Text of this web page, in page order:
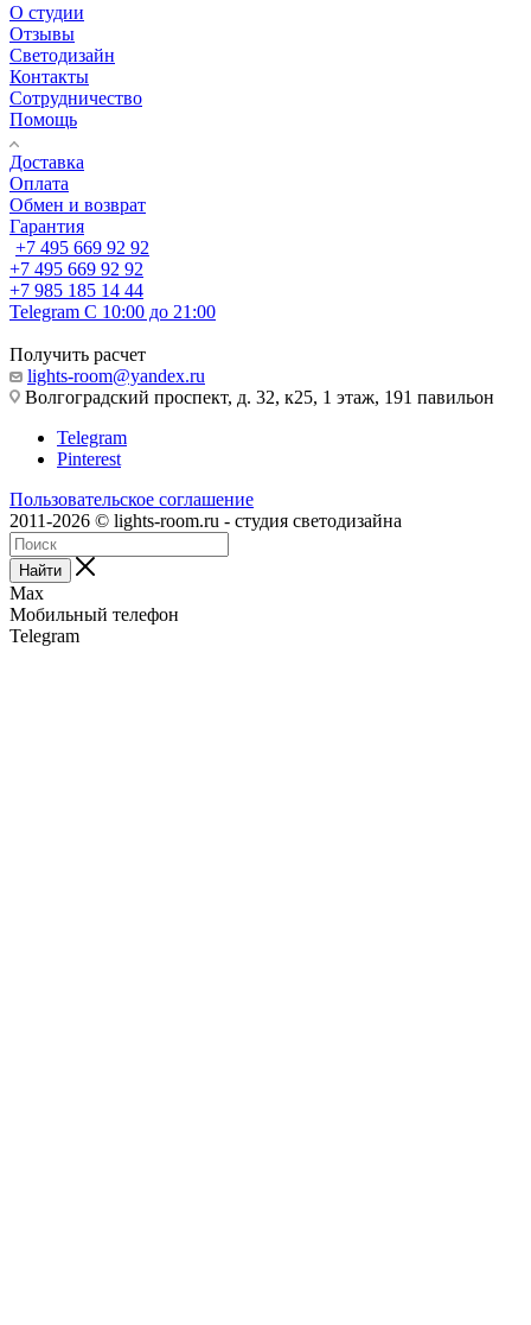
О студии
Отзывы
Светодизайн
Контакты
Сотрудничество
Помощь
Доставка
Оплата
Обмен и возврат
Гарантия
+7 495 669 92 92
+7 495 669 92 92
+7 985 185 14 44
Telegram С 10:00 до 21:00
Получить расчет
lights-room@yandex.ru
Волгоградский проспект, д. 32, к25, 1 этаж, 191 павильон
Telegram
Pinterest
Пользовательское соглашение
2011-2026 © lights-room.ru - студия светодизайна
Найти
Max
Мобильный телефон
Telegram